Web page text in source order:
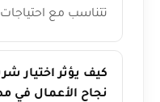
تتناسب مع
كيف يؤثر اختيار
نجاح الأعمال في